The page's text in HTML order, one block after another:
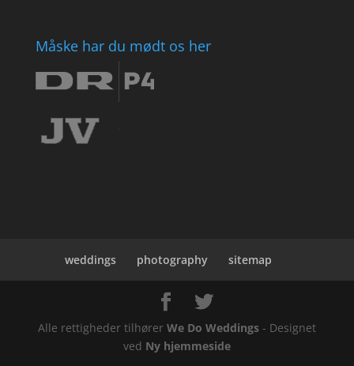
Måske har du mødt os her
weddings photography sitemap
Alle rettigheder tilhører We Do Weddings- Designet
ved Ny hjemmeside